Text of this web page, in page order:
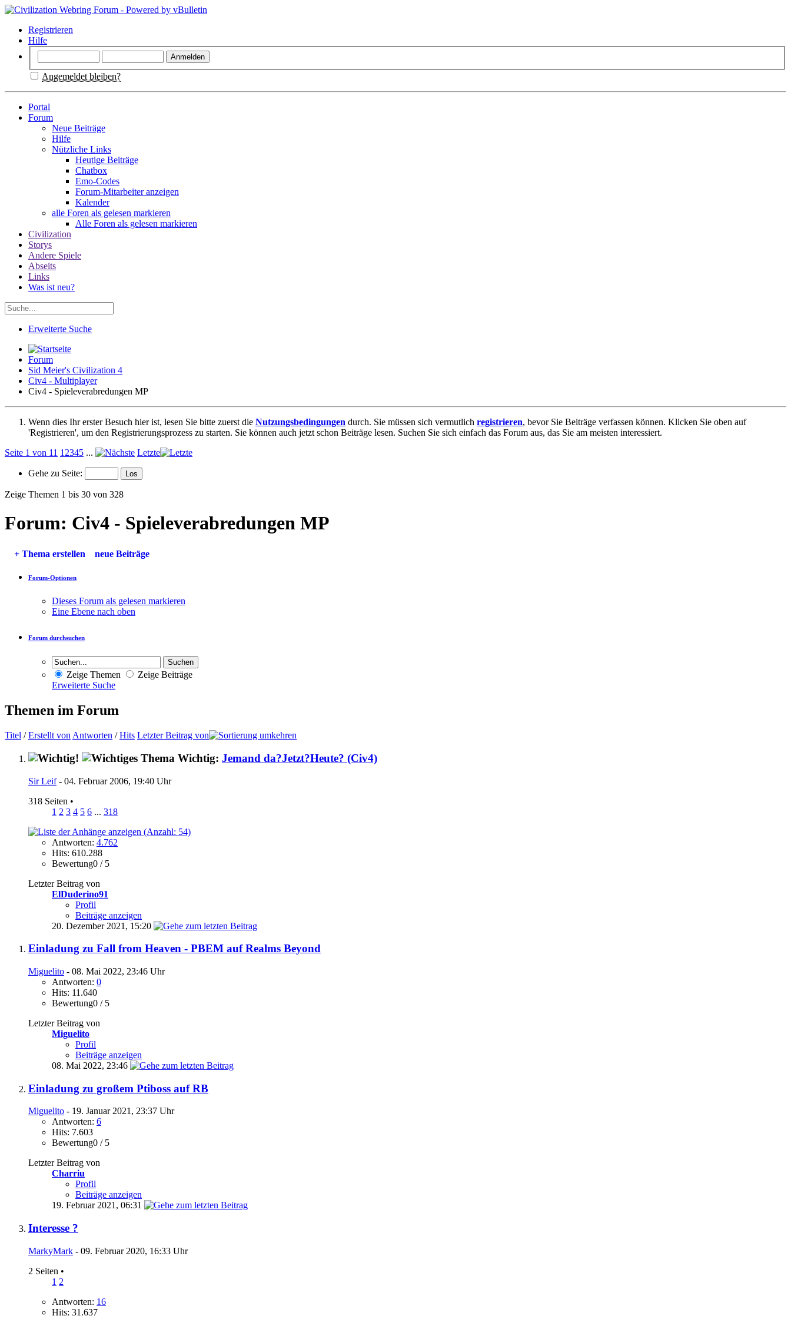
Registrieren
Hilfe
Angemeldet bleiben?
Portal
Forum
Neue Beiträge
Hilfe
Nützliche Links
Heutige Beiträge
Chatbox
Emo-Codes
Forum-Mitarbeiter anzeigen
Kalender
alle Foren als gelesen markieren
Alle Foren als gelesen markieren
Civilization
Storys
Andere Spiele
Abseits
Links
Was ist neu?
Erweiterte Suche
Forum
Sid Meier's Civilization 4
Civ4 - Multiplayer
Civ4 - Spieleverabredungen MP
Wenn dies Ihr erster Besuch hier ist, lesen Sie bitte zuerst die Nutzungsbedingungen durch. Sie müssen sich vermutlich registrieren, bevor Sie Beiträge verfassen können. Klicken Sie oben auf
'Registrieren', um den Registrierungsprozess zu starten. Sie können auch jetzt schon Beiträge lesen. Suchen Sie sich einfach das Forum aus, das Sie am meisten interessiert.
Seite 1 von 11 1 2345 ... Letzte
Gehe zu Seite:
Zeige Themen 1 bis 30 von 328
Forum: Civ4 - Spieleverabredungen MP
+ Thema erstellen neue Beiträge
Forum-Optionen
Dieses Forum als gelesen markieren
Eine Ebene nach oben
Forum durchsuchen
Zeige Themen
Zeige Beiträge
Erweiterte Suche
Themen im Forum
Titel /Erstellt von Antworten /Hits Letzter Beitrag von
Wichtig: Jemand da?Jetzt?Heute? (Civ4)
Sir Leif- 04. Februar 2006, 19:40 Uhr
318 Seiten •
1 2 3 4 5 6 ... 318
Antworten: 4.762
Hits: 610.288
Bewertung0 / 5
Letzter Beitrag von
ElDuderino91
Profil
Beiträge anzeigen
20. Dezember 2021, 15:20
Einladung zu Fall from Heaven - PBEM auf Realms Beyond
Miguelito - 08. Mai 2022, 23:46 Uhr
Antworten: 0
Hits: 11.640
Bewertung0 / 5
Letzter Beitrag von
Miguelito
Profil
Beiträge anzeigen
08. Mai 2022, 23:46
Einladung zu großem Ptiboss auf RB
Miguelito - 19. Januar 2021, 23:37 Uhr
Antworten: 6
Hits: 7.603
Bewertung0 / 5
Letzter Beitrag von
Charriu
Profil
Beiträge anzeigen
19. Februar 2021, 06:31
Interesse ?
MarkyMark - 09. Februar 2020, 16:33 Uhr
2 Seiten •
1 2
Antworten: 16
Hits: 31.637